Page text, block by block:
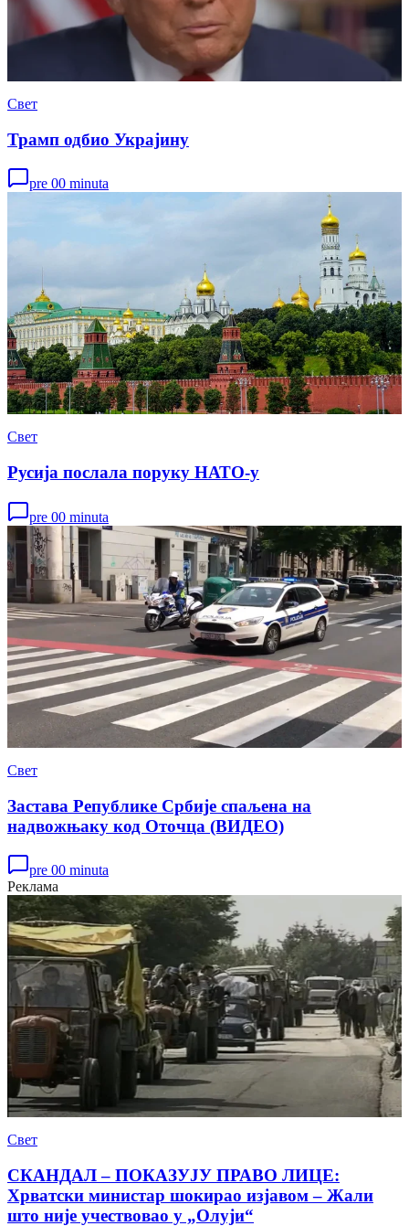
Свет
Трамп одбио Украјину
pre 00 minuta
Свет
Русија послала поруку НАТО-у
pre 00 minuta
Свет
Застава Републике Србије спаљена на
надвожњаку код Оточца (ВИДЕО)
pre 00 minuta
Реклама
Свет
СКАНДАЛ – ПОКАЗУЈУ ПРАВО ЛИЦЕ:
Хрватски министар шокирао изјавом – Жали
што није учествовао у „Олуји“